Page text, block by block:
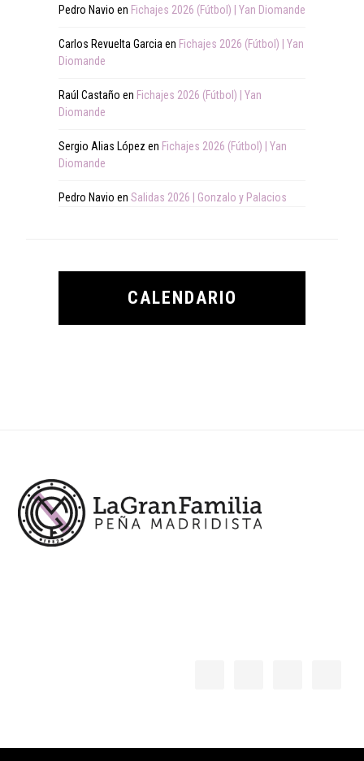
Pedro Navio en Fichajes 2026 (Fútbol) | Yan Diomande
Carlos Revuelta Garcia en Fichajes 2026 (Fútbol) | Yan
Diomande
Raúl Castaño en Fichajes 2026 (Fútbol) | Yan
Diomande
Sergio Alias López en Fichajes 2026 (Fútbol) | Yan
Diomande
Pedro Navio en Salidas 2026 | Gonzalo y Palacios
CALENDARIO